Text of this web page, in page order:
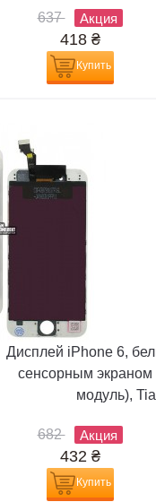
637 Акция
418 ₴
Купить
Дисплей iPhone 6,
сенсорным
модуль),
682 Акция
432 ₴
Купить